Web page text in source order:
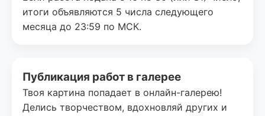
итоги объявляются 5 числа следующего
месяца до 23:59 по МСК.
Публикация работ в галерее
Твоя картина попадает в онлайн-галерею!
Делись творчеством, вдохновляй других и